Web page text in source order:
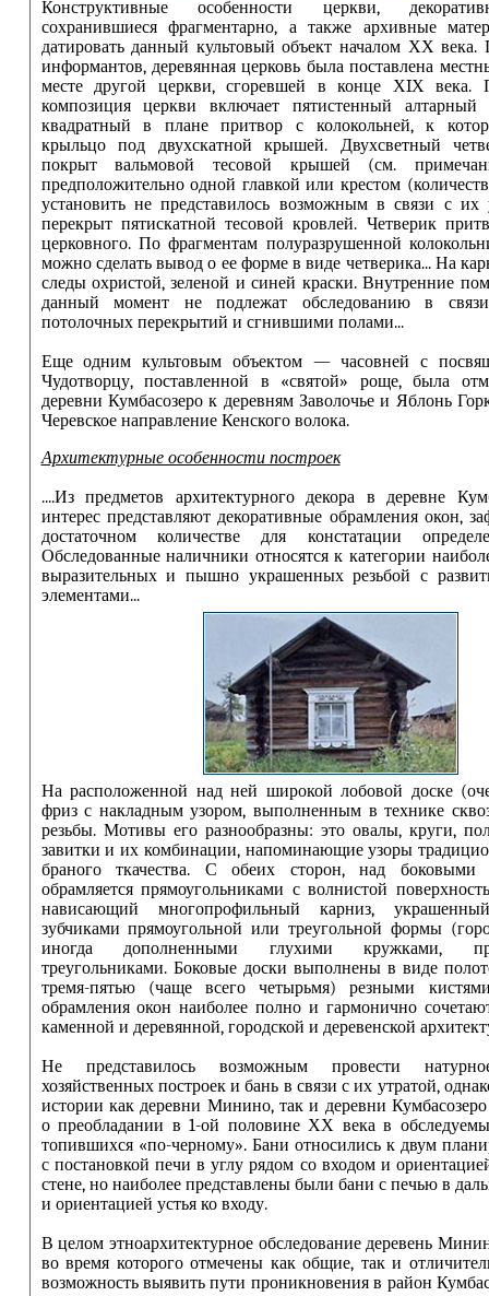
Конструктивные особенности церкви,
сохранившиеся фрагментарно, а также архивные
датировать данный культовый объект началом ХХ века.
информантов, деревянная церковь была поставлена
месте другой церкви, сгоревшей в конце ХIХ века.
композиция церкви включает пятистенный
квадратный в плане притвор с колокольней, к
крыльцо под двухскатной крышей. Двухсветный
покрыт вальмовой тесовой крышей (см.
предположительно одной главкой или крестом
установить не представилось возможным в связи с их
перекрыт пятискатной тесовой кровлей. Четверик
церковного. По фрагментам полуразрушенной
можно сделать вывод о ее форме в виде четверика... На
следы охристой, зеленой и синей краски. Внутренние
данный момент не подлежат обследованию в
потолочных перекрытий и сгнившими полами...
Еще одним культовым объектом — часовней с
Чудотворцу, поставленной в «святой» роще, была
деревни Кумбасозеро к деревням Заволочье и Яблонь
Черевское направление Кенского волока.
Архитектурные особенности построек
....Из предметов архитектурного декора в деревне
интерес представляют декоративные обрамления окон,
достаточном количестве для констатации
Обследованные наличники относятся к категории
выразительных и пышно украшенных резьбой с
элементами...
На расположенной над ней широкой лобовой доске
фриз с накладным узором, выполненным в технике
резьбы. Мотивы его разнообразны: это овалы, круги,
завитки и их комбинации, напоминающие узоры
браного ткачества. С обеих сторон, над боковыми
обрамляется прямоугольниками с волнистой
нависающий многопрофильный карниз,
зубчиками прямоугольной или треугольной формы
иногда дополненными глухими кружками,
треугольниками. Боковые доски выполнены в виде
тремя-пятью (чаще всего четырьмя) резными
обрамления окон наиболее полно и гармонично
каменной и деревянной, городской и деревенской
Не представилось возможным провести
хозяйственных построек и бань в связи с их утратой,
истории как деревни Минино, так и деревни Кумбасозеро
о преобладании в 1-ой половине ХХ века в
топившихся «по-черному». Бани относились к двум
с постановкой печи в углу рядом со входом и
стене, но наиболее представлены были бани с печью в
и ориентацией устья ко входу.
В целом этноархитектурное обследование деревень
во время которого отмечены как общие, так и
возможность выявить пути проникновения в район